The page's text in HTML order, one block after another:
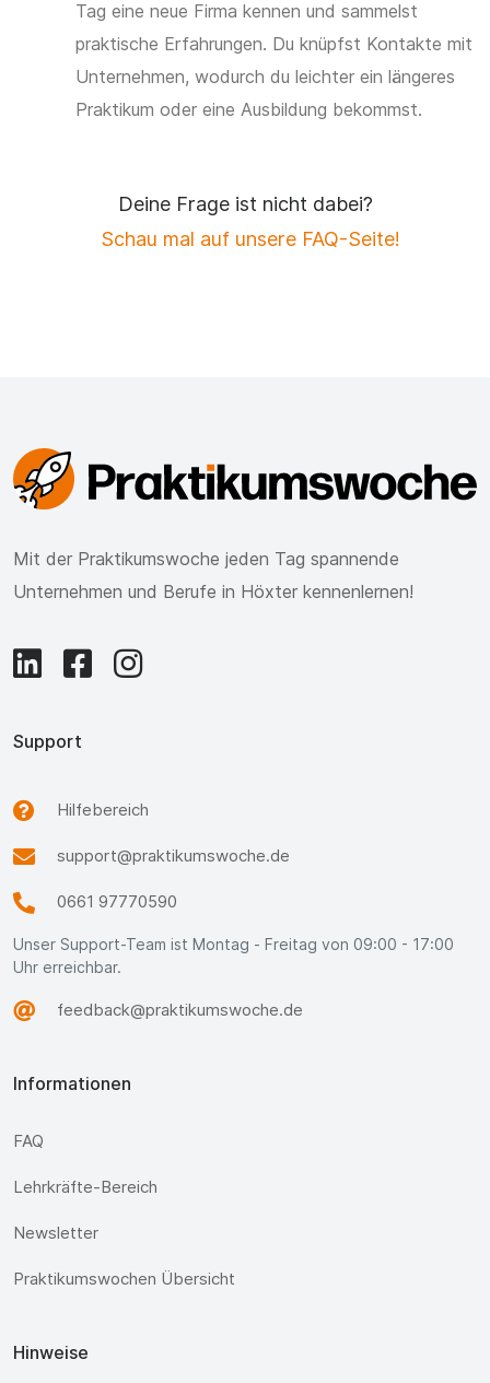
Tag eine neue Firma kennen und sammelst
praktische Erfahrungen. Du knüpfst Kontakte mit
Unternehmen, wodurch du leichter ein längeres
Praktikum oder eine Ausbildung bekommst.
Deine Frage ist nicht dabei?
Schau mal auf unsere FAQ-Seite!
Mit der Praktikumswoche jeden Tag spannende
Unternehmen und Berufe in Höxter kennenlernen!
Support
Hilfebereich
support@praktikumswoche.de
0661 97770590
Unser Support-Team ist Montag - Freitag von 09:00 - 17:00
Uhr erreichbar.
feedback@praktikumswoche.de
Informationen
FAQ
Lehrkräfte-Bereich
Newsletter
Praktikumswochen Übersicht
Hinweise